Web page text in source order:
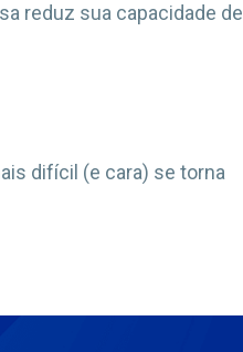
reduz sua capacidade de
difícil (e cara) se torna